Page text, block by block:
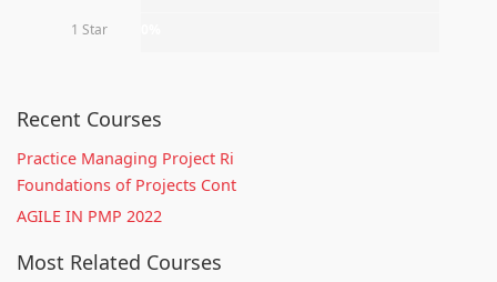
1 Star
Recent Courses
Practice Managing Project Ri
Foundations of Projects Cont
AGILE IN PMP 2022
Most Related Courses